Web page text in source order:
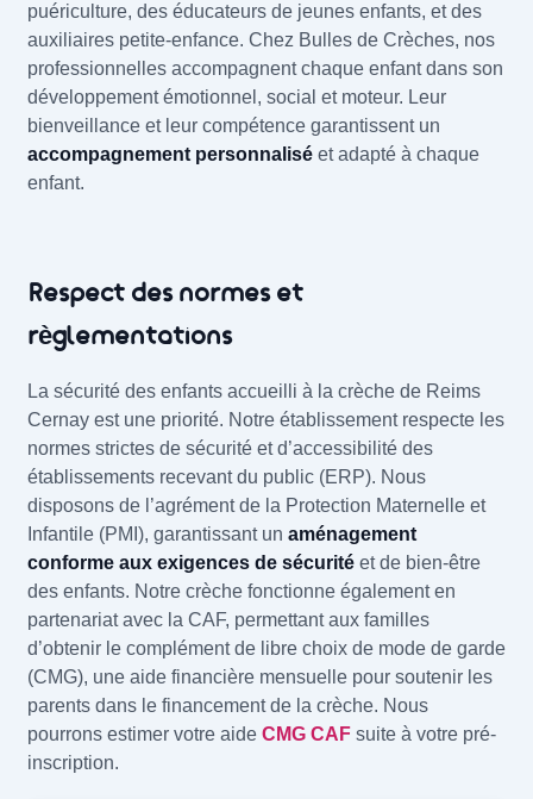
puériculture, des éducateurs de jeunes enfants, et des
auxiliaires petite-enfance. Chez Bulles de Crèches, nos
professionnelles accompagnent chaque enfant dans son
développement émotionnel, social et moteur. Leur
bienveillance et leur compétence garantissent un
accompagnement personnaliséet adapté à chaque
enfant.
Respect des normes et
règlementations
La sécurité des enfants accueilli à la crèche de Reims
Cernay est une priorité. Notre établissement respecte les
normes strictes de sécurité et d’accessibilité des
établissements recevant du public (ERP). Nous
disposons de l’agrément de la Protection Maternelle et
Infantile (PMI), garantissant un aménagement
conforme aux exigences de sécuritéet de bien-être
des enfants. Notre crèche fonctionne également en
partenariat avec la CAF, permettant aux familles
d’obtenir le complément de libre choix de mode de garde
(CMG), une aide financière mensuelle pour soutenir les
parents dans le financement de la crèche. Nous
pourrons estimer votre aide CMG CAFsuite à votre pré-
inscription.